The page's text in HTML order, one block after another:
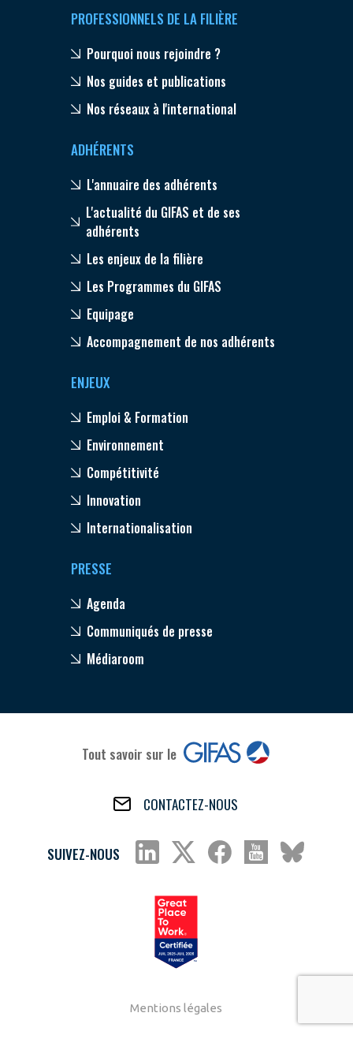
PROFESSIONNELS DE LA FILIÈRE
Pourquoi nous rejoindre ?
Nos guides et publications
Nos réseaux à l'international
ADHÉRENTS
L'annuaire des adhérents
L'actualité du GIFAS et de ses
adhérents
Les enjeux de la filière
Les Programmes du GIFAS
Equipage
Accompagnement de nos adhérents
ENJEUX
Emploi & Formation
Environnement
Compétitivité
Innovation
Internationalisation
PRESSE
Agenda
Communiqués de presse
Médiaroom
Tout savoir sur le
CONTACTEZ-NOUS
SUIVEZ-NOUS
Mentions légales